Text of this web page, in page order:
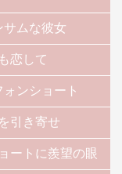
サムな彼女
恋して
ンショート
引き寄せ
ートに羨望の眼